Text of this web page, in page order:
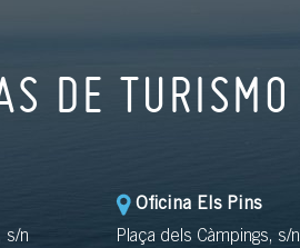
DE TURISMO
s/n
Oficina Els Pins
Plaça dels Càmpings, s/n